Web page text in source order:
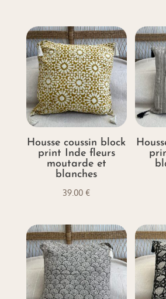
50.00 €
à
80.00 €
Housse coussin block
print Inde fleurs
moutarde et
blanches
39.00€